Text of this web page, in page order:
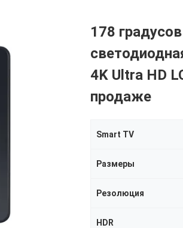
178
4K Ultra HD
продаже
Smart TV
Размеры
Резолюция
HDR